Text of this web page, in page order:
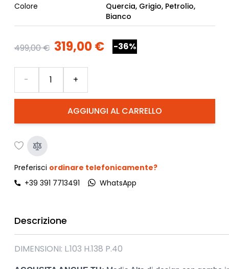
Colore
Quercia, Grigio, Petrolio,
Bianco
499,00 € 319,00 € -36%
AGGIUNGI AL CARRELLO
- +
Preferisci ordinare telefonicamente?
+39 391 7713491
WhatsApp
Descrizione
DIMENSIONI: L.103 H.138 P.40